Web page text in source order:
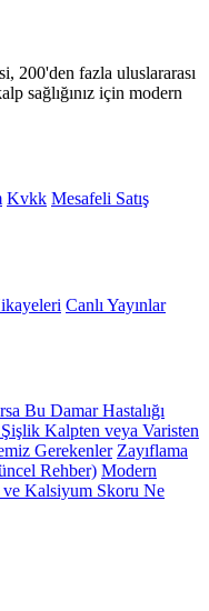
200'den fazla uluslararası
sağlığınız için modern
Kvkk Mesafeli Satış
Canlı Yayınlar
Bu Damar Hastalığı
Kalpten veya Varisten
Gerekenler Zayıflama
Rehber) Modern
Kalsiyum Skoru Ne